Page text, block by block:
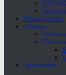
DSGVO
Förderverein
eShops
Sponsoren